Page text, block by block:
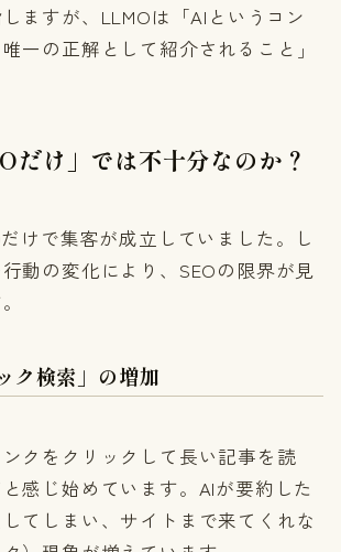
ますが、LLMOは「AIというコン
一の正解として紹介されること」
だけ」では不十分なのか？
けで集客が成立していました。し
動の変化により、SEOの限界が見
ク検索」の増加
クをクリックして長い記事を読
感じ始めています。AIが要約した
てしまい、サイトまで来てくれな